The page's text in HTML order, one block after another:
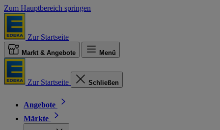
Zum Hauptbereich springen
Zur Startseite
Markt & Angebote Menü
Zur Startseite Schließen
Angebote
Märkte